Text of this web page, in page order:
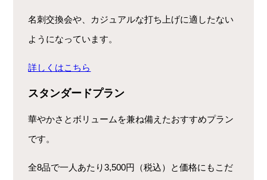
名刺交換会や、カジュアルな打ち上げに適したない
ようになっています。
詳しくはこちら
スタンダードプラン
華やかさとボリュームを兼ね備えたおすすめプラン
です。
全8品で一人あたり3,500円（税込）と価格にもこだ